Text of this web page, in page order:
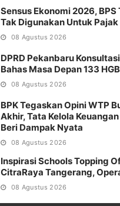
Sensus Ekonomi 2026,
Tak Digunakan Untuk Pajak
08 Agustus 2026
DPRD Pekanbaru
Bahas Masa Depan 133
08 Agustus 2026
BPK Tegaskan Opini WTP
Akhir, Tata Kelola
Beri Dampak Nyata
08 Agustus 2026
Inspirasi Schools Topping
CitraRaya Tangerang,
08 Agustus 2026